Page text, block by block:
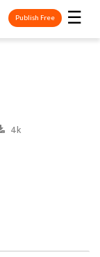
☰
Publish Free
4k